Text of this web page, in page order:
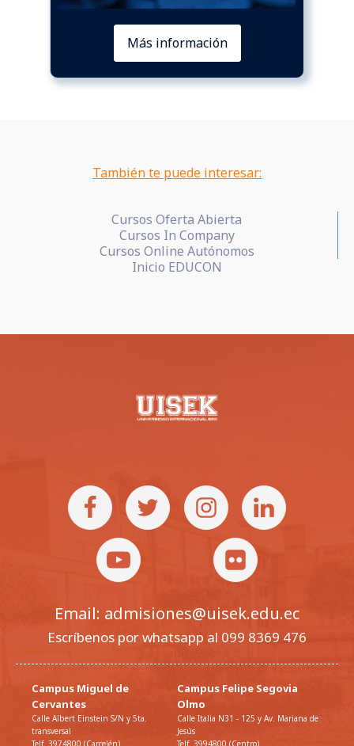
Más información
También te puede interesar:
Cursos Oferta Abierta
Cursos In Company
Cursos Online Autónomos
Inicio EDUCON
Email: admisiones@uisek.edu.ec
Escríbenos por whatsapp al 099 8369 476
Campus Miguel de
Cervantes
Calle Albert Einstein S/N y 5ta.
transversal
Telf. 3974800 (Carcelén)
Campus Felipe Segovia
Olmo
Calle Italia N31 - 125 y Av. Mariana de
Jesús
Telf. 3994800 (Centro)